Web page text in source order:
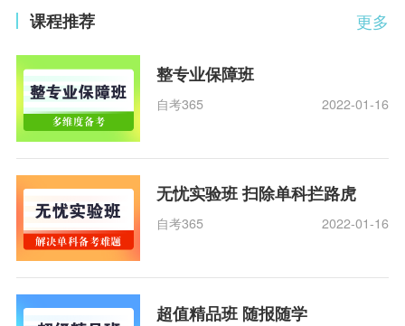
更多
课程推荐
整专业保障班
自考365 2022-01-16
无忧实验班 扫除单科拦路虎
自考365 2022-01-16
超值精品班 随报随学